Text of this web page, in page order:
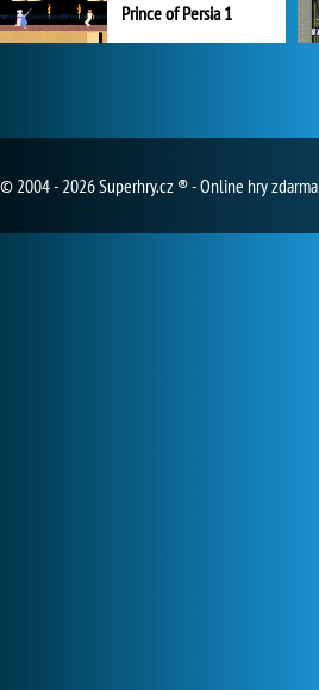
Prince of Persia 1
© 2004 - 2026 Superhry.cz ® - Online hry zdarma